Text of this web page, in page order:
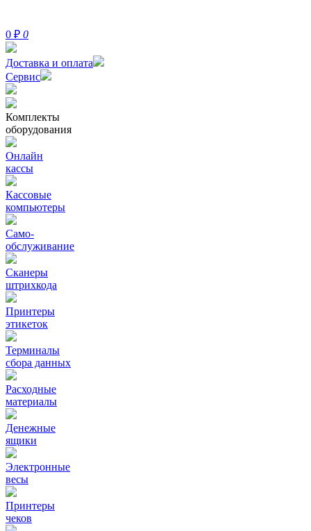
0 ₽ 0
Доставка и оплата
Сервис
Комплекты
оборудования
Онлайн
кассы
Кассовые
компьютеры
Само-
обслуживание
Сканеры
штрихкода
Принтеры
этикеток
Терминалы
сбора данных
Расходные
материалы
Денежные
ящики
Электронные
весы
Принтеры
чеков